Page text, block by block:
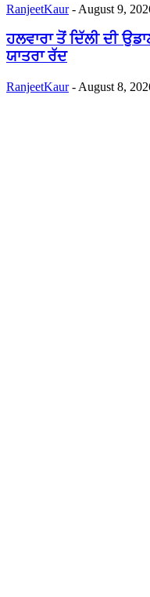
RanjeetKaur - August 9,
ਹਲਵਾਰਾ ਤੋਂ ਦਿੱਲੀ ਦੀ
ਯਾਤਰਾ ਰੱਦ
RanjeetKaur - August 8,